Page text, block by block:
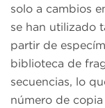
solo a cambios
se han utilizado
partir de
biblioteca de
secuencias, lo
número de